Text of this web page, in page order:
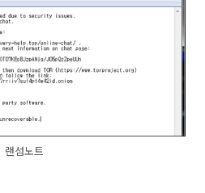
랜섬노트